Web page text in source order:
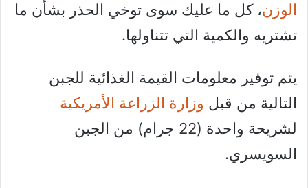
الوزن، كل ما عليك سوى توخي الحذر بشأن ما
تشتريه والكمية التي تتناولها.
يتم توفير معلومات القيمة الغذائية للجبن
التالية من قبل وزارة الزراعة الأمريكية
لشريحة واحدة (22 جرام) من الجبن
السويسري.